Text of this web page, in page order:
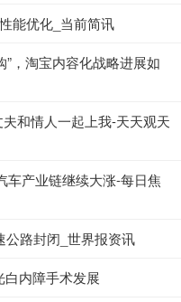
能优化_当前简讯
”，淘宝内容化战略进展如
和情人一起上我-天天观天
车产业链继续大涨-每日焦
公路封闭_世界报资讯
内障手术发展